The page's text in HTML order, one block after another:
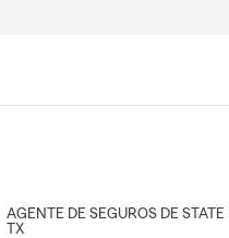
AGENTE DE SEGUROS DE STATE
TX